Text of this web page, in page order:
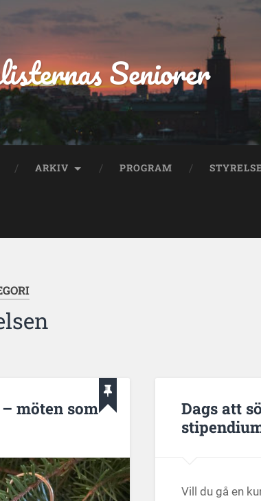
Seniorer
ARKIV PROGRAM
möten som
Dags att
Vill du gå en